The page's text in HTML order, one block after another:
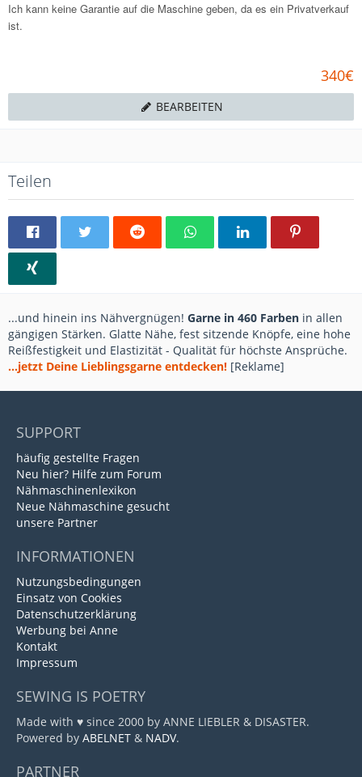
Ich kann keine Garantie auf die Maschine geben, da es ein Privatverkauf
ist.
340€
BEARBEITEN
Teilen
...und hinein ins Nähvergnügen! Garne in 460 Farben in allen
gängigen Stärken. Glatte Nähe, fest sitzende Knöpfe, eine hohe
Reißfestigkeit und Elastizität - Qualität für höchste Ansprüche.
...jetzt Deine Lieblingsgarne entdecken! [Reklame]
SUPPORT
häufig gestellte Fragen
Neu hier? Hilfe zum Forum
Nähmaschinenlexikon
Neue Nähmaschine gesucht
unsere Partner
INFORMATIONEN
Nutzungsbedingungen
Einsatz von Cookies
Datenschutzerklärung
Werbung bei Anne
Kontakt
Impressum
SEWING IS POETRY
Made with ♥ since 2000 by ANNE LIEBLER & DISASTER.
Powered by ABELNET & NADV.
PARTNER